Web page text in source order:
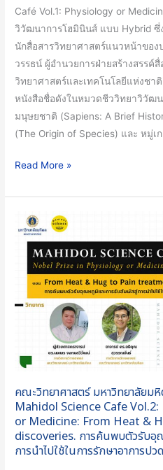
Café Vol.1: Physiology or
วิวัฒนาการโฮมินินส์ แบบ Hybrid ซึ่
นักสื่อสารวิทยาศาสตร์แนวหน้าของ
วรรธน์ ผู้อำนวยการฝ่ายสร้างสรร
วิทยาศาสตร์และเทคโนโลยีแห่งชา
หนังสือชื่อดังในหมวดชีววิทยาวิวัฒน
มนุษยชาติ (Sapiens: A Brief
(The Origin of Species) และ หมู่เ
วิวัฒนาการ
นินส์
เวที
ซี
รางวัล
ประกาย
บันดาล
ใจ
ใน
การ
เรียน
รู้
วิทยาศาสตร์
Read More »
คณะวิทยาศาสตร์ มหาวิทยาลัยม
Mahidol Science Cafe
or Medicine: From Heat &
discoveries. การค้นพบตัวรับอุ
การนำไปใช้ในการรักษาอาการปวด
คณะ
วิทยาศาสตร์
มหาวิทยาลัย
มหิดล
เสวนา
Science
Vol.2:
Nobel
Prize
in